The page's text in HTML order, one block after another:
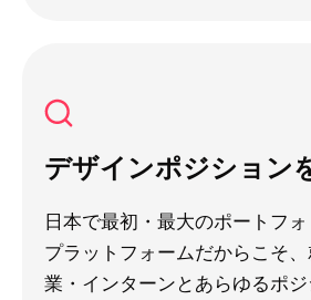
デザインポジション
日本で最初・最大のポートフ
プラットフォームだからこそ
業・インターンとあらゆるポ